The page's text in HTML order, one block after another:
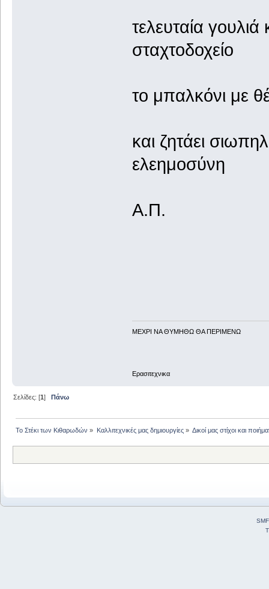
τελευταία
σταχτοδοχείο
το μπαλκόνι με
και ζητάει
ελεημοσύνη
Α.Π.
ΜΕΧΡΙ ΝΑ ΘΥΜHΘΩ ΘΑ ΠΕΡΙΜΕΝΩ
Ερασιτεχνικα
Σελίδες: [1] Πάνω
Το Στέκι των Κιθαρωδών » Καλλιτεχνικές μας δημιουργίες» Δικοί μας στίχοι και